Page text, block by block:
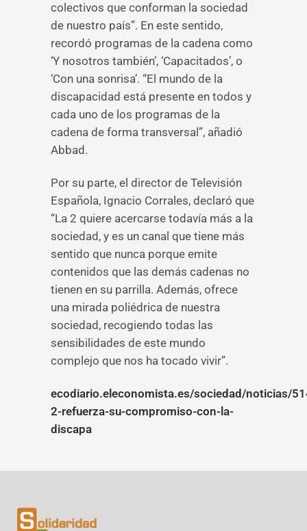
colectivos que conforman la sociedad
de nuestro país”. En este sentido,
recordó programas de la cadena como
‘Y nosotros también’, ‘Capacitados’, o
‘Con una sonrisa’. “El mundo de la
discapacidad está presente en todos y
cada uno de los programas de la
cadena de forma transversal”, añadió
Abbad.
Por su parte, el director de Televisión
Española, Ignacio Corrales, declaró que
“La 2 quiere acercarse todavía más a la
sociedad, y es un canal que tiene más
sentido que nunca porque emite
contenidos que las demás cadenas no
tienen en su parrilla. Además, ofrece
una mirada poliédrica de nuestra
sociedad, recogiendo todas las
sensibilidades de este mundo
complejo que nos ha tocado vivir”.
ecodiario.eleconomista.es/sociedad/noticias/
2-refuerza-su-compromiso-con-la-
discapa